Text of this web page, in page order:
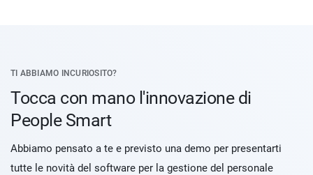
TI ABBIAMO INCURIOSITO?
Tocca con mano l'innovazione di
People Smart
Abbiamo pensato a te e previsto una demo per presentarti
tutte le novità del software per la gestione del personale